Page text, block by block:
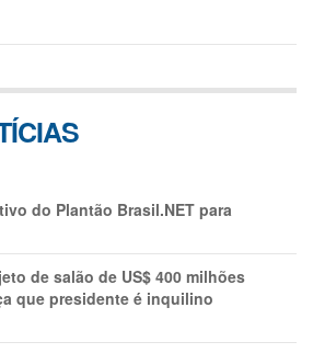
do Plantão Brasil.NET para
de salão de US$ 400 milhões
que presidente é inquilino